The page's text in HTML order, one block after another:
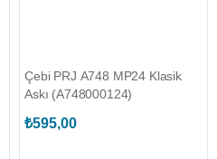
Çebi PRJ A748 MP24 Klasik
Askı (A748000124)
₺595,00